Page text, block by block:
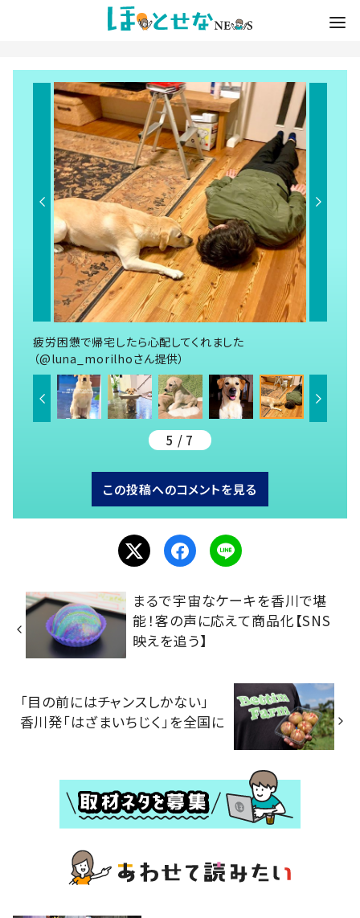
疲労困憊で帰宅したら心配してくれました
（@luna_morilhoさん提供）
5 / 7
この投稿へのコメントを見る
まるで宇宙なケーキを香川で堪
能！客の声に応えて商品化【SNS
映えを追う】
「目の前にはチャンスしかない」
香川発「はざまいちじく」を全国に